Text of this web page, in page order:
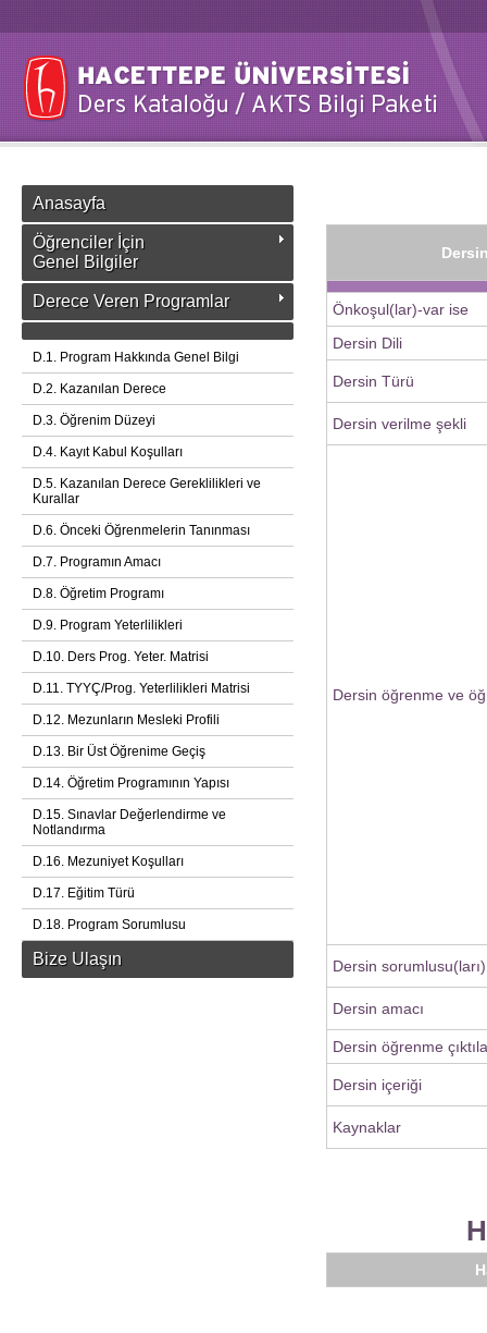
Anasayfa
Öğrenciler İçin
Genel Bilgiler
Derece Veren Programlar
D.1. Program Hakkında Genel Bilgi
D.2. Kazanılan Derece
D.3. Öğrenim Düzeyi
D.4. Kayıt Kabul Koşulları
D.5. Kazanılan Derece Gereklilikleri ve
Kurallar
D.6. Önceki Öğrenmelerin Tanınması
D.7. Programın Amacı
D.8. Öğretim Programı
D.9. Program Yeterlilikleri
D.10. Ders Prog. Yeter. Matrisi
D.11. TYYÇ/Prog. Yeterlilikleri Matrisi
D.12. Mezunların Mesleki Profili
D.13. Bir Üst Öğrenime Geçiş
D.14. Öğretim Programının Yapısı
D.15. Sınavlar Değerlendirme ve
Notlandırma
D.16. Mezuniyet Koşulları
D.17. Eğitim Türü
D.18. Program Sorumlusu
Bize Ulaşın
Önkoşul(lar)-var ise
Dersin Dili
Dersin Türü
Dersin verilme şekli
Dersin öğrenme ve
Dersin sorumlusu(ları)
Dersin amacı
Dersin öğrenme
Dersin içeriği
Kaynaklar